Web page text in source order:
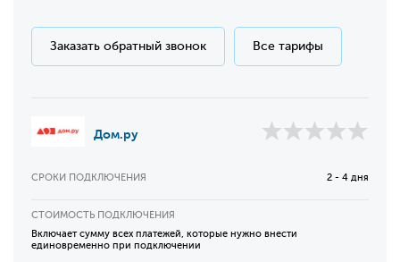
Заказать обратный звонок Все тарифы
Дом.ру
СРОКИ ПОДКЛЮЧЕНИЯ 2 - 4 дня
СТОИМОСТЬ ПОДКЛЮЧЕНИЯ
Включает сумму всех платежей, которые нужно внести
единовременно при подключении